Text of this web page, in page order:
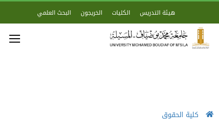
هيئة التدريس الكليات الخريجون البحث العلمي
كلية الحقوق